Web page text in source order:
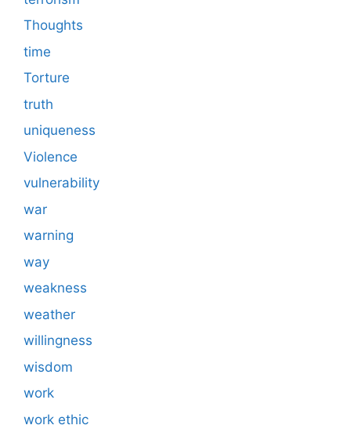
Thoughts
time
Torture
truth
uniqueness
Violence
vulnerability
war
warning
way
weakness
weather
willingness
wisdom
work
work ethic